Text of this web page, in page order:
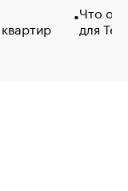
Что
для